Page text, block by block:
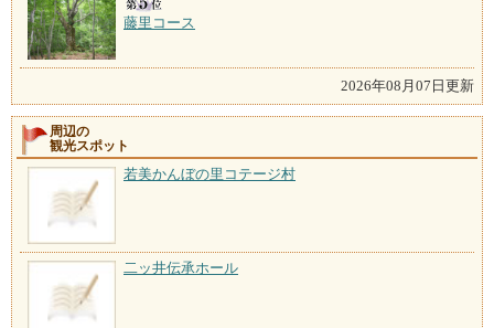
藤里コース
2026年08月07日更新
周辺の
観光スポット
若美かんぼの里コテージ村
二ッ井伝承ホール